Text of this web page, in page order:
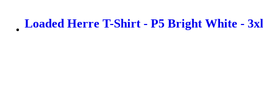
Loaded Herre T-Shirt - P5 Bright White - 3xl